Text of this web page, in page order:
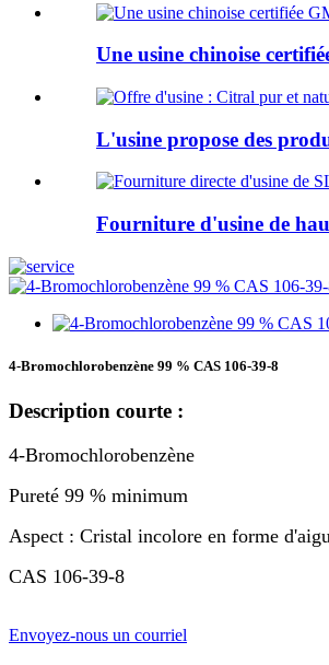
Une usine chinoise
L'usine propose des
Fourniture d'usine de
4-Bromochlorobenzène 99 % CAS 106-39-8
Description courte :
4-Bromochlorobenzène
Pureté 99 % minimum
Aspect : Cristal incolore en forme
CAS 106-39-8
Envoyez-nous un courriel